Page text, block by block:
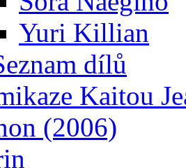
Yuri Killian
dílů
Kaitou
(2006)